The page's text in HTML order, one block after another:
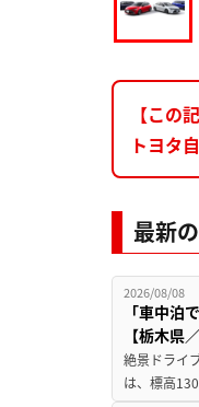
【この
トヨタ
最新
2026/08/08
「車中泊
【栃木県
絶景ドライ
は、標高